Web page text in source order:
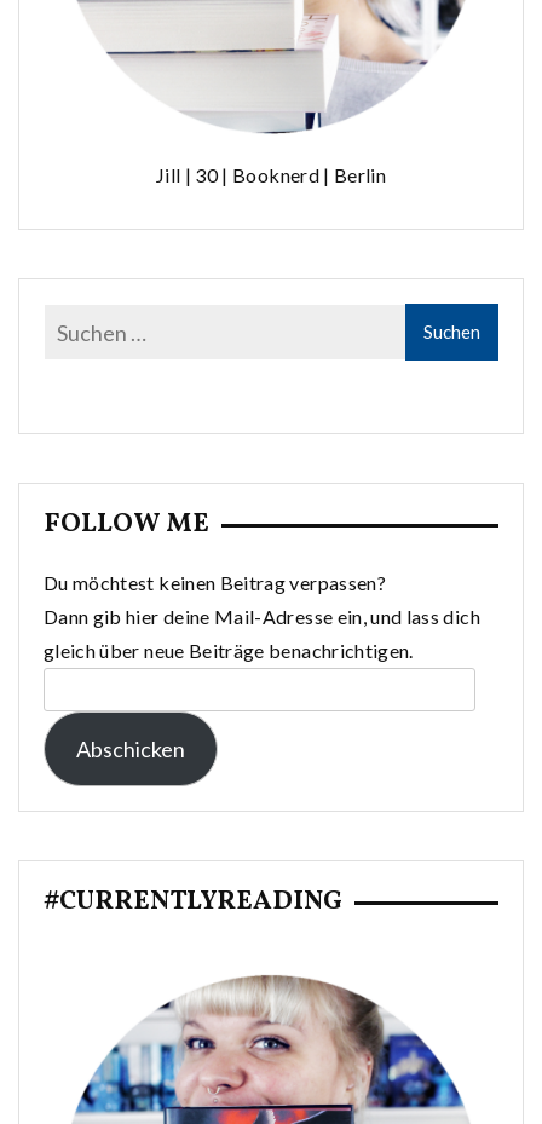
Jill | 30 | Booknerd | Berlin
FOLLOW ME
Du möchtest keinen Beitrag verpassen?
Dann gib hier deine Mail-Adresse ein, und lass dich
gleich über neue Beiträge benachrichtigen.
Mail-
Adresse:
Abschicken
#CURRENTLYREADING